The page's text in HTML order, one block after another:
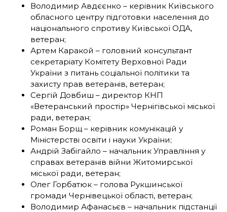
Володимир Авдєєнко – керівник Київського
обласного центру підготовки населення до
національного спротиву Київської ОДА,
ветеран;
Артем Каракой – головний консультант
секретаріату Комітету Верховної Ради
України з питань соціальної політики та
захисту прав ветеранів, ветеран;
Сергій Довбиш – директор КНП
«Ветеранський простір» Чернігівської міської
ради, ветеран;
Роман Борщ – керівник комунікацій у
Міністерстві освіти і науки України;
Андрій Забігайло – начальник Управління у
справах ветеранів війни Житомирської
міської ради, ветеран;
Олег Горбатюк – голова Рукшинської
громади Чернівецької області, ветеран;
Володимир Афанасьєв – начальник підстанції